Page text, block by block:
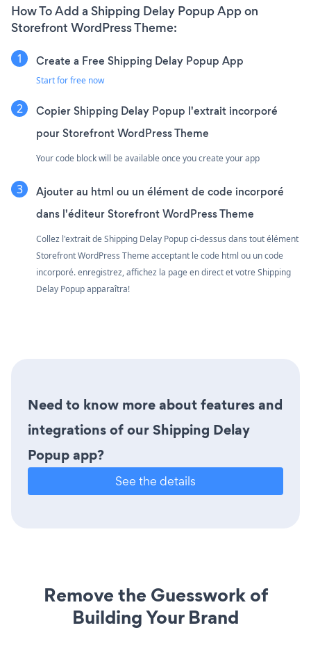
How To Add a Shipping Delay Popup App on
Storefront WordPress Theme:
Create a Free Shipping Delay Popup App
Start for free now
Copier Shipping Delay Popup l'extrait incorporé
pour Storefront WordPress Theme
Your code block will be available once you create your app
Ajouter au html ou un élément de code incorporé
dans l'éditeur Storefront WordPress Theme
Collez l'extrait de Shipping Delay Popup ci-dessus dans tout élément
Storefront WordPress Theme acceptant le code html ou un code
incorporé. enregistrez, affichez la page en direct et votre Shipping
Delay Popup apparaîtra!
Need to know more about features and
integrations of our Shipping Delay
Popup app?
See the details
Remove the Guesswork of
Building Your Brand